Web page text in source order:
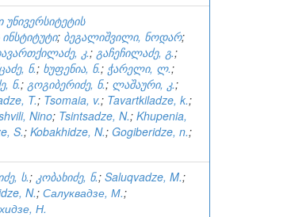
; ბეგალიშვილი, ნოდარ;
კ.; გაჩეჩილაძე, გ.;
ნ.; ხუფენია, ნ.; ჭარელი, ლ.;
ნ.; გოგიბერიძე, ნ.; ლაშაური, კ.;
T.; Tsomaia, v.; Tavartkiladze, k.;
Nino; Tsintsadze, N.; Khupenia,
S.; Kobakhidze, N.; Gogiberidze, n.;
ს.; კობახიძე, ნ.; Saluqvadze, M.;
N.; Салуквадзе, М.;
Н.